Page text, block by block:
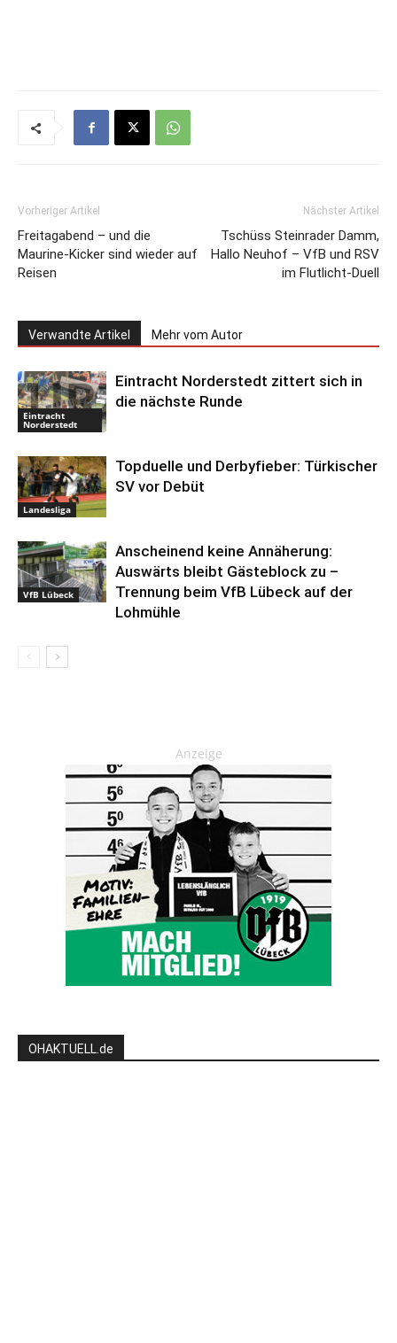
Vorheriger Artikel
Freitagabend – und die
Maurine-Kicker sind wieder auf
Reisen
Nächster Artikel
Tschüss Steinrader Damm,
Hallo Neuhof – VfB und RSV
im Flutlicht-Duell
Verwandte Artikel Mehr vom Autor
Eintracht
Norderstedt
Eintracht Norderstedt zittert sich in
die nächste Runde
Landesliga
Topduelle und Derbyfieber: Türkischer
SV vor Debüt
VfB Lübeck
Anscheinend keine Annäherung:
Auswärts bleibt Gästeblock zu –
Trennung beim VfB Lübeck auf der
Lohmühle
Anzeige
OHAKTUELL.de